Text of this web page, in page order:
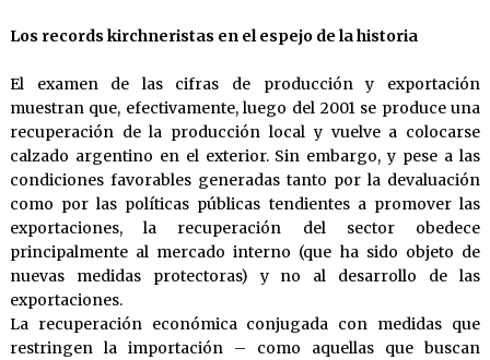
Los records kirchneristas en el espejo de la historia
El examen de las cifras de producción y exportación
muestran que, efectivamente, luego del 2001 se produce una
recuperación de la producción local y vuelve a colocarse
calzado argentino en el exterior. Sin embargo, y pese a las
condiciones favorables generadas tanto por la devaluación
como por las políticas públicas tendientes a promover las
exportaciones, la recuperación del sector obedece
principalmente al mercado interno (que ha sido objeto de
nuevas medidas protectoras) y no al desarrollo de las
exportaciones.
La recuperación económica conjugada con medidas que
restringen la importación – como aquellas que buscan